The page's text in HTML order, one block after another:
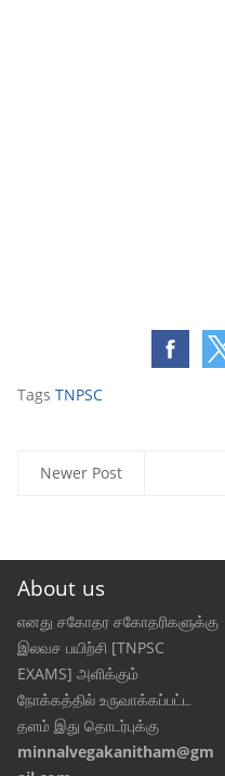
Tags TNPSC
Newer Post
About us
எனது சகோதர சகோதரிகளுக்கு
இலவச பயிற்சி [TNPSC
EXAMS] அளிக்கும்
நோக்கத்தில் உருவாக்கப்பட்ட
தளம் இது தொடர்புக்கு
minnalvegakanitham@gm